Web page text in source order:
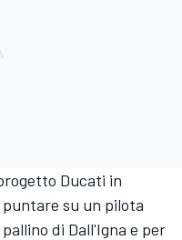
Ducati in
puntare su un pilota
di Dall'Igna e per